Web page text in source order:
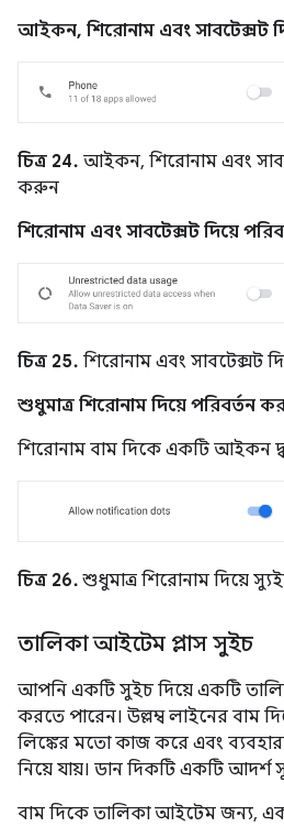
আইকন, শিরোনাম এবং সাবটেক্সট
চিত্র 24. আইকন, শিরোনাম এবং
করুন
শিরোনাম এবং সাবটেক্সট দিয়ে
চিত্র 25. শিরোনাম এবং সাবটেক্সট
শুধুমাত্র শিরোনাম দিয়ে পরিবর্তন
শিরোনাম বাম দিকে একটি আইকন
চিত্র 26. শুধুমাত্র শিরোনাম দিয়ে
তালিকা আইটেম প্লাস সুইচ
আপনি একটি সুইচ দিয়ে একটি
করতে পারেন। উল্লম্ব লাইনের বাম
লিঙ্কের মতো কাজ করে এবং
নিয়ে যায়। ডান দিকটি একটি
বাম দিকে তালিকা আইটেম জন্য,